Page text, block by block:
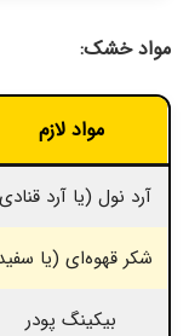
مواد خشک:
مواد لازم
آرد نول (یا آرد
شکر قهوه‌ای (یا
بیکینگ پودر